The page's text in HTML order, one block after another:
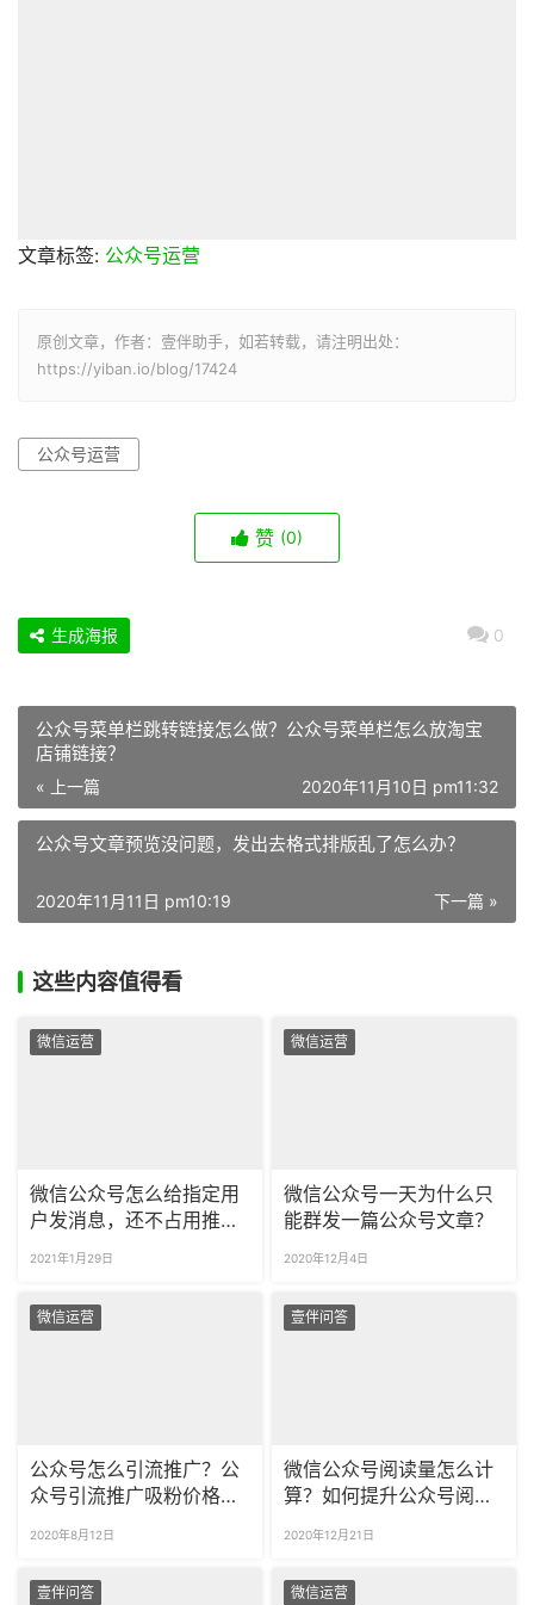
文章标签: 公众号运营
原创文章，作者：壹伴助手，如若转载，请注明出处：
https://yiban.io/blog/17424
公众号运营
赞 (0)
0
生成海报
公众号菜单栏跳转链接怎么做？公众号菜单栏怎么放淘宝
店铺链接？
« 上一篇 2020年11月10日 pm11:32
公众号文章预览没问题，发出去格式排版乱了怎么办？
下一篇 »
2020年11月11日 pm10:19
这些内容值得看
微信运营
微信公众号怎么给指定用
户发消息，还不占用推送
2021年1月29日
微信运营
微信公众号一天为什么只
能群发一篇公众号文章？
2020年12月4日
微信运营
公众号怎么引流推广？公
众号引流推广吸粉价格是
2020年8月12日
壹伴问答
微信公众号阅读量怎么计
算？如何提升公众号阅读
2020年12月21日
壹伴问答 微信运营